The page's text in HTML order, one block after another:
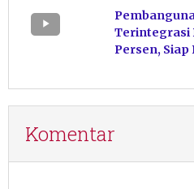
Terintegrasi
Persen, Siap
Komentar